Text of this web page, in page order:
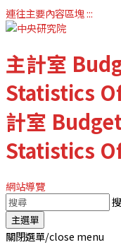
連往主要內容區塊:::
主計室
Statistics
計室
Statistics
網站導覽
主選單
關閉選單/close menu